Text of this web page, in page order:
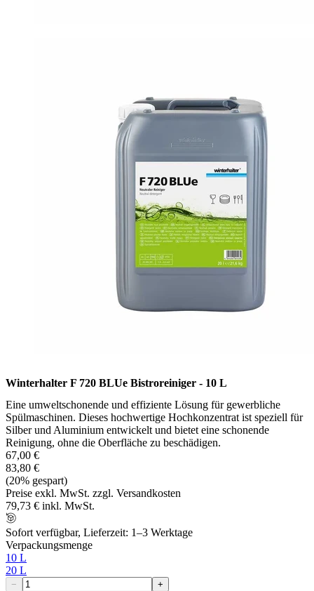
Winterhalter F 720 BLUe Bistroreiniger - 10 L
Eine umweltschonende und effiziente Lösung für gewerbliche
Spülmaschinen. Dieses hochwertige Hochkonzentrat ist speziell für
Silber und Aluminium entwickelt und bietet eine schonende
Reinigung, ohne die Oberfläche zu beschädigen.
67,00 €
83,80 €
(20% gespart)
Preise exkl. MwSt. zzgl. Versandkosten
79,73 € inkl. MwSt.
Sofort verfügbar, Lieferzeit: 1–3 Werktage
Verpackungsmenge
10 L
20 L
− +